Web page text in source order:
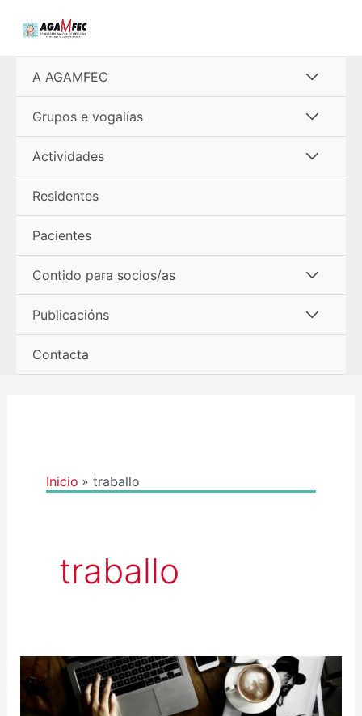
A AGAMFEC
menú
Grupos e vogalías
menú
Actividades
Residentes
Pacientes
Contido para socios/as
menú
Publicacións
Contacta
Inicio traballo
traballo